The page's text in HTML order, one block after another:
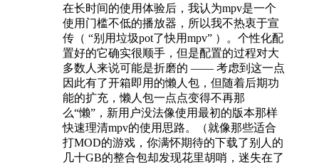
在长时间的使用体验后，我认为mpv是一个
使用门槛不低的播放器，所以我不热衷于宣
传（ “别用垃圾pot了快用mpv” ）。个性化配
置好的它确实很顺手，但是配置的过程对大
多数人来说可能是折磨的 —— 考虑到这一点
因此有了开箱即用的懒人包，但随着后期功
能的扩充，懒人包一点点变得不再那
么“懒”，新用户没法像使用最初的版本那样
快速理清mpv的使用思路。（就像那些适合
打MOD的游戏，你满怀期待的下载了别人的
几十GB的整合包却发现花里胡哨，迷失在了